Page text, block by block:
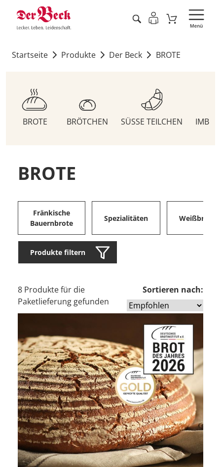
Startseite Produkte Der Beck BROTE
BROTE BRÖTCHEN SÜSSE TEILCHEN
BROTE
Fränkische
Bauernbrote
Spezialitäten Weißbrote
Produkte filtern
8 Produkte für die
Paketlieferung gefunden
Sortieren nach: